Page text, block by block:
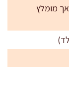
אך מומלץ